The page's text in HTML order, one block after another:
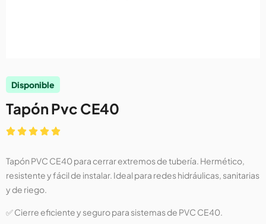
Disponible
Tapón Pvc CE40
Tapón PVC CE40 para cerrar extremos de tubería. Hermético,
resistente y fácil de instalar. Ideal para redes hidráulicas, sanitarias
y de riego.
✅ Cierre eficiente y seguro para sistemas de PVC CE40.